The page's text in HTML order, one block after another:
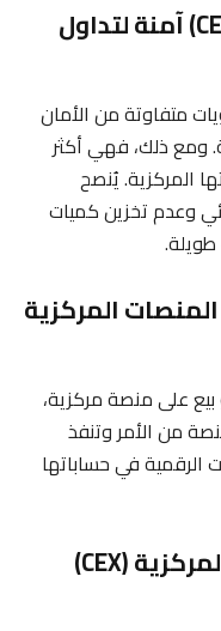
3. هل المنصات المركزية (CEX) آمنة لتداول
متفاوتة من الأمان
ومع ذلك، فهي أكثر
المركزية. يُنصح
وعدم تخزين كميات
المركزية
على منصة مركزية،
من الأمر وتنفذ
الرقمية في حساباتها
5. ما هي البدائل للمنصات المركزية (CEX)